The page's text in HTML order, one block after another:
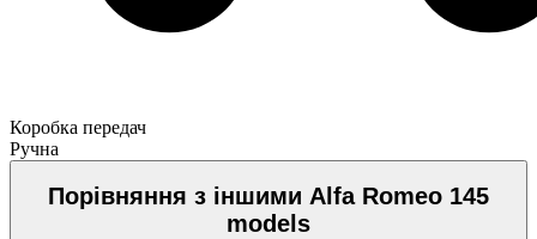
Коробка передач
Ручна
Порівняння з іншими Alfa Romeo 145
models